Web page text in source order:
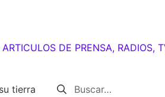
ARTICULOS DE PRENSA, RADIOS,
tierra Buscar: